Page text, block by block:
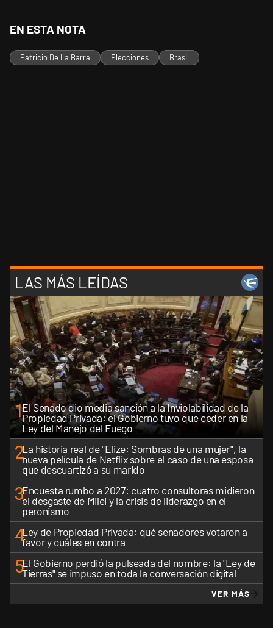
EN ESTA NOTA
Patricio De La Barra Elecciones Brasil
LAS MÁS LEÍDAS
1El Senado dio media sanción a la Inviolabilidad de la
Propiedad Privada: el Gobierno tuvo que ceder en la
Ley del Manejo del Fuego
2La historia real de "Elize: Sombras de una mujer", la
nueva película de Netflix sobre el caso de una esposa
que descuartizó a su marido
3Encuesta rumbo a 2027: cuatro consultoras midieron
el desgaste de Milei y la crisis de liderazgo en el
peronismo
4Ley de Propiedad Privada: qué senadores votaron a
favor y cuáles en contra
5El Gobierno perdió la pulseada del nombre: la "Ley de
Tierras" se impuso en toda la conversación digital
VER MÁS